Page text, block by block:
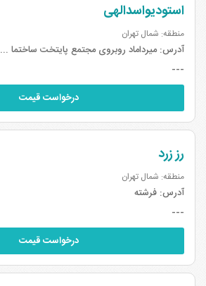
استودیواسدالهی
منطقه: شمال تهران
آدرس:میرداماد روبروی مجتمع پایتخت ساختما ...
---
درخواست قیمت
رز زرد
منطقه: شمال تهران
آدرس: فرشته
---
درخواست قیمت